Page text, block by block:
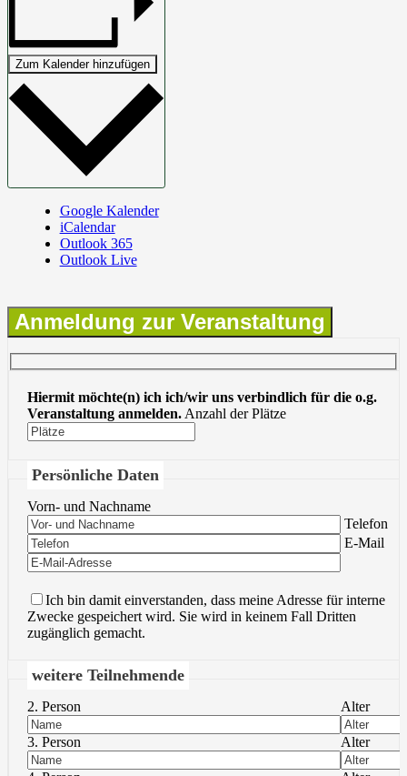
Zum Kalender hinzufügen
Google Kalender
iCalendar
Outlook 365
Outlook Live
Anmeldung zur Veranstaltung
Hiermit möchte(n) ich ich/wir uns verbindlich für die o.g.
Veranstaltung anmelden. Anzahl der Plätze
Persönliche Daten
Vorn- und Nachname
Bitte lasse
Telefon
Bitte lasse
E-Mail
Ich bin damit einverstanden, dass meine Adresse für interne
Zwecke gespeichert wird. Sie wird in keinem Fall Dritten
zugänglich gemacht.
weitere Teilnehmende
2. Person Alter
3. Person Alter